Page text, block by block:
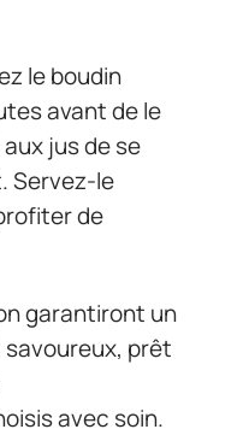
le boudin
avant de le
jus de se
Servez-le
de
garantiront un
prêt
avec soin.